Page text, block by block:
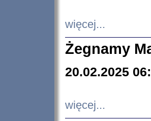
więcej...
Żegnamy
20.02.2025
więcej...